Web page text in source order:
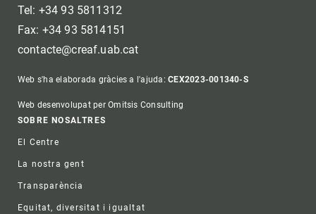
Tel: +34 93 5811312
Fax: +34 93 5814151
contacte@creaf.uab.cat
Web s'ha elaborada gràcies a l'ajuda:CEX2023-001340-S
Web desenvolupat per Omitsis Consulting
Footer
SOBRE NOSALTRES
El Centre
La nostra gent
Transparència
Equitat, diversitat i igualtat